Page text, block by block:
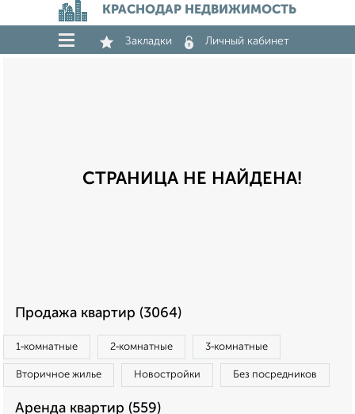
КРАСНОДАР НЕДВИЖИМОСТЬ
Закладки Личный кабинет
СТРАНИЦА НЕ НАЙДЕНА!
Продажа квартир (3064)
1‑комнатные 2‑комнатные 3‑комнатные
Вторичное жилье Новостройки Без посредников
Аренда квартир (559)